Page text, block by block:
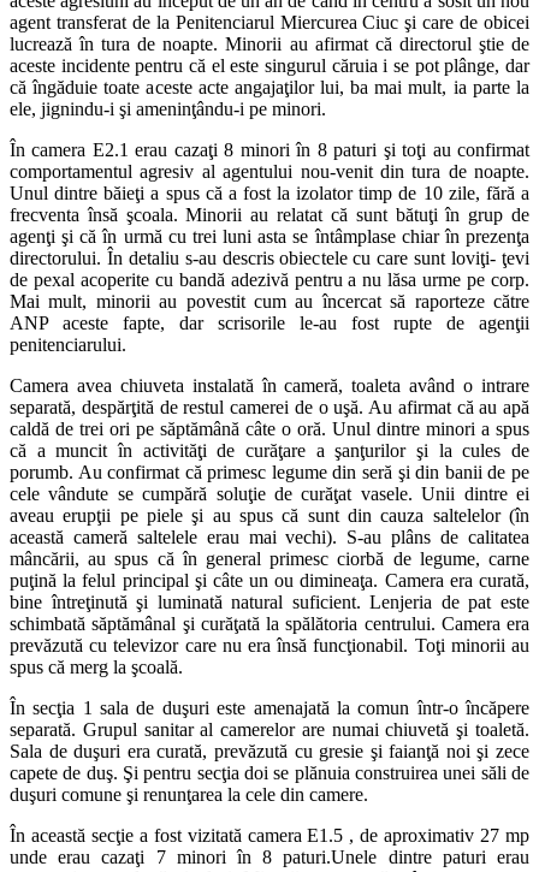
agent transferat de la Penitenciarul Miercurea Ciuc şi care de obicei
lucrează în tura de noapte. Minorii au afirmat că directorul ştie de
aceste incidente pentru că el este singurul căruia i se pot plânge, dar
că îngăduie toate aceste acte angajaţilor lui, ba mai mult, ia parte la
ele, jignindu-i şi ameninţându-i pe minori.
În camera E2.1 erau cazaţi 8 minori în 8 paturi şi toţi au confirmat
comportamentul agresiv al agentului nou-venit din tura de noapte.
Unul dintre băieţi a spus că a fost la izolator timp de 10 zile, fără a
frecventa însă şcoala. Minorii au relatat că sunt bătuţi în grup de
agenţi şi că în urmă cu trei luni asta se întâmplase chiar în prezenţa
directorului. În detaliu s-au descris obiectele cu care sunt loviţi- ţevi
de pexal acoperite cu bandă adezivă pentru a nu lăsa urme pe corp.
Mai mult, minorii au povestit cum au încercat să raporteze către
ANP aceste fapte, dar scrisorile le-au fost rupte de agenţii
penitenciarului.
Camera avea chiuveta instalată în cameră, toaleta având o intrare
separată, despărţită de restul camerei de o uşă. Au afirmat că au apă
caldă de trei ori pe săptămână câte o oră. Unul dintre minori a spus
că a muncit în activităţi de curăţare a şanţurilor şi la cules de
porumb. Au confirmat că primesc legume din seră şi din banii de pe
cele vândute se cumpără soluţie de curăţat vasele. Unii dintre ei
aveau erupţii pe piele şi au spus că sunt din cauza saltelelor (în
această cameră saltelele erau mai vechi). S-au plâns de calitatea
mâncării, au spus că în general primesc ciorbă de legume, carne
puţină la felul principal şi câte un ou dimineaţa. Camera era curată,
bine întreţinută şi luminată natural suficient. Lenjeria de pat este
schimbată săptămânal şi curăţată la spălătoria centrului. Camera era
prevăzută cu televizor care nu era însă funcţionabil. Toţi minorii au
spus că merg la şcoală.
În secţia 1 sala de duşuri este amenajată la comun într-o încăpere
separată. Grupul sanitar al camerelor are numai chiuvetă şi toaletă.
Sala de duşuri era curată, prevăzută cu gresie şi faianţă noi şi zece
capete de duş. Şi pentru secţia doi se plănuia construirea unei săli de
duşuri comune şi renunţarea la cele din camere.
În această secţie a fost vizitată camera E1.5 , de aproximativ 27 mp
unde erau cazaţi 7 minori în 8 paturi.Unele dintre paturi erau